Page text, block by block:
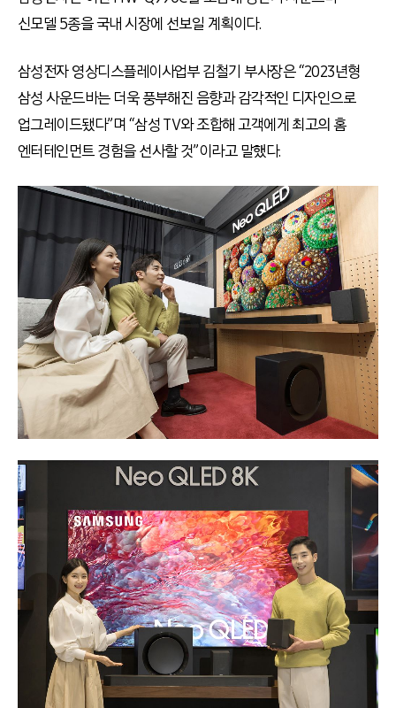
신모델 5종을 국내 시장에 선보일 계획이다.
삼성전자 영상디스플레이사업부 김철기 부사장은 “2023년형
삼성 사운드바는 더욱 풍부해진 음향과 감각적인 디자인으로
업그레이드됐다”며 “삼성 TV와 조합해 고객에게 최고의 홈
엔터테인먼트 경험을 선사할 것”이라고 말했다.